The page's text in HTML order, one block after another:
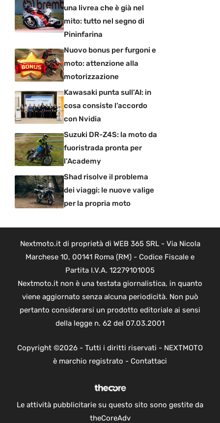
una livrea che è già nel
mito: tutto nel segno di
Pininfarina
Nuovo bonus per furgoni e
moto: attenzione alla
motorizzazione
Kawasaki punta sull’AI: in
cosa consiste l’accordo
con Nvidia
Suzuki DR-Z4S: la moto da
fuoristrada pronta per
l’Academy
Shad risolve il problema
dei viaggi: le nuove valige
per la propria moto
Nextmoto.it di proprietà di WEB 365 SRL - Via Nicola
Marchese 10, 00141 Roma (RM) - Codice Fiscale e
Partita I.V.A. 12279101005
Nextmoto.it non è una testata giornalistica, in quanto
viene aggiornato senza alcuna periodicità. Non può
pertanto considerarsi un prodotto editoriale ai sensi
della legge n. 62 del 07.03.2001
Copyright ©2026 - Tutti i diritti riservati - NEXTMOTO
è marchio registrato - Contattaci
Le attività pubblicitarie su questo sito sono gestite da
theCoreAdv